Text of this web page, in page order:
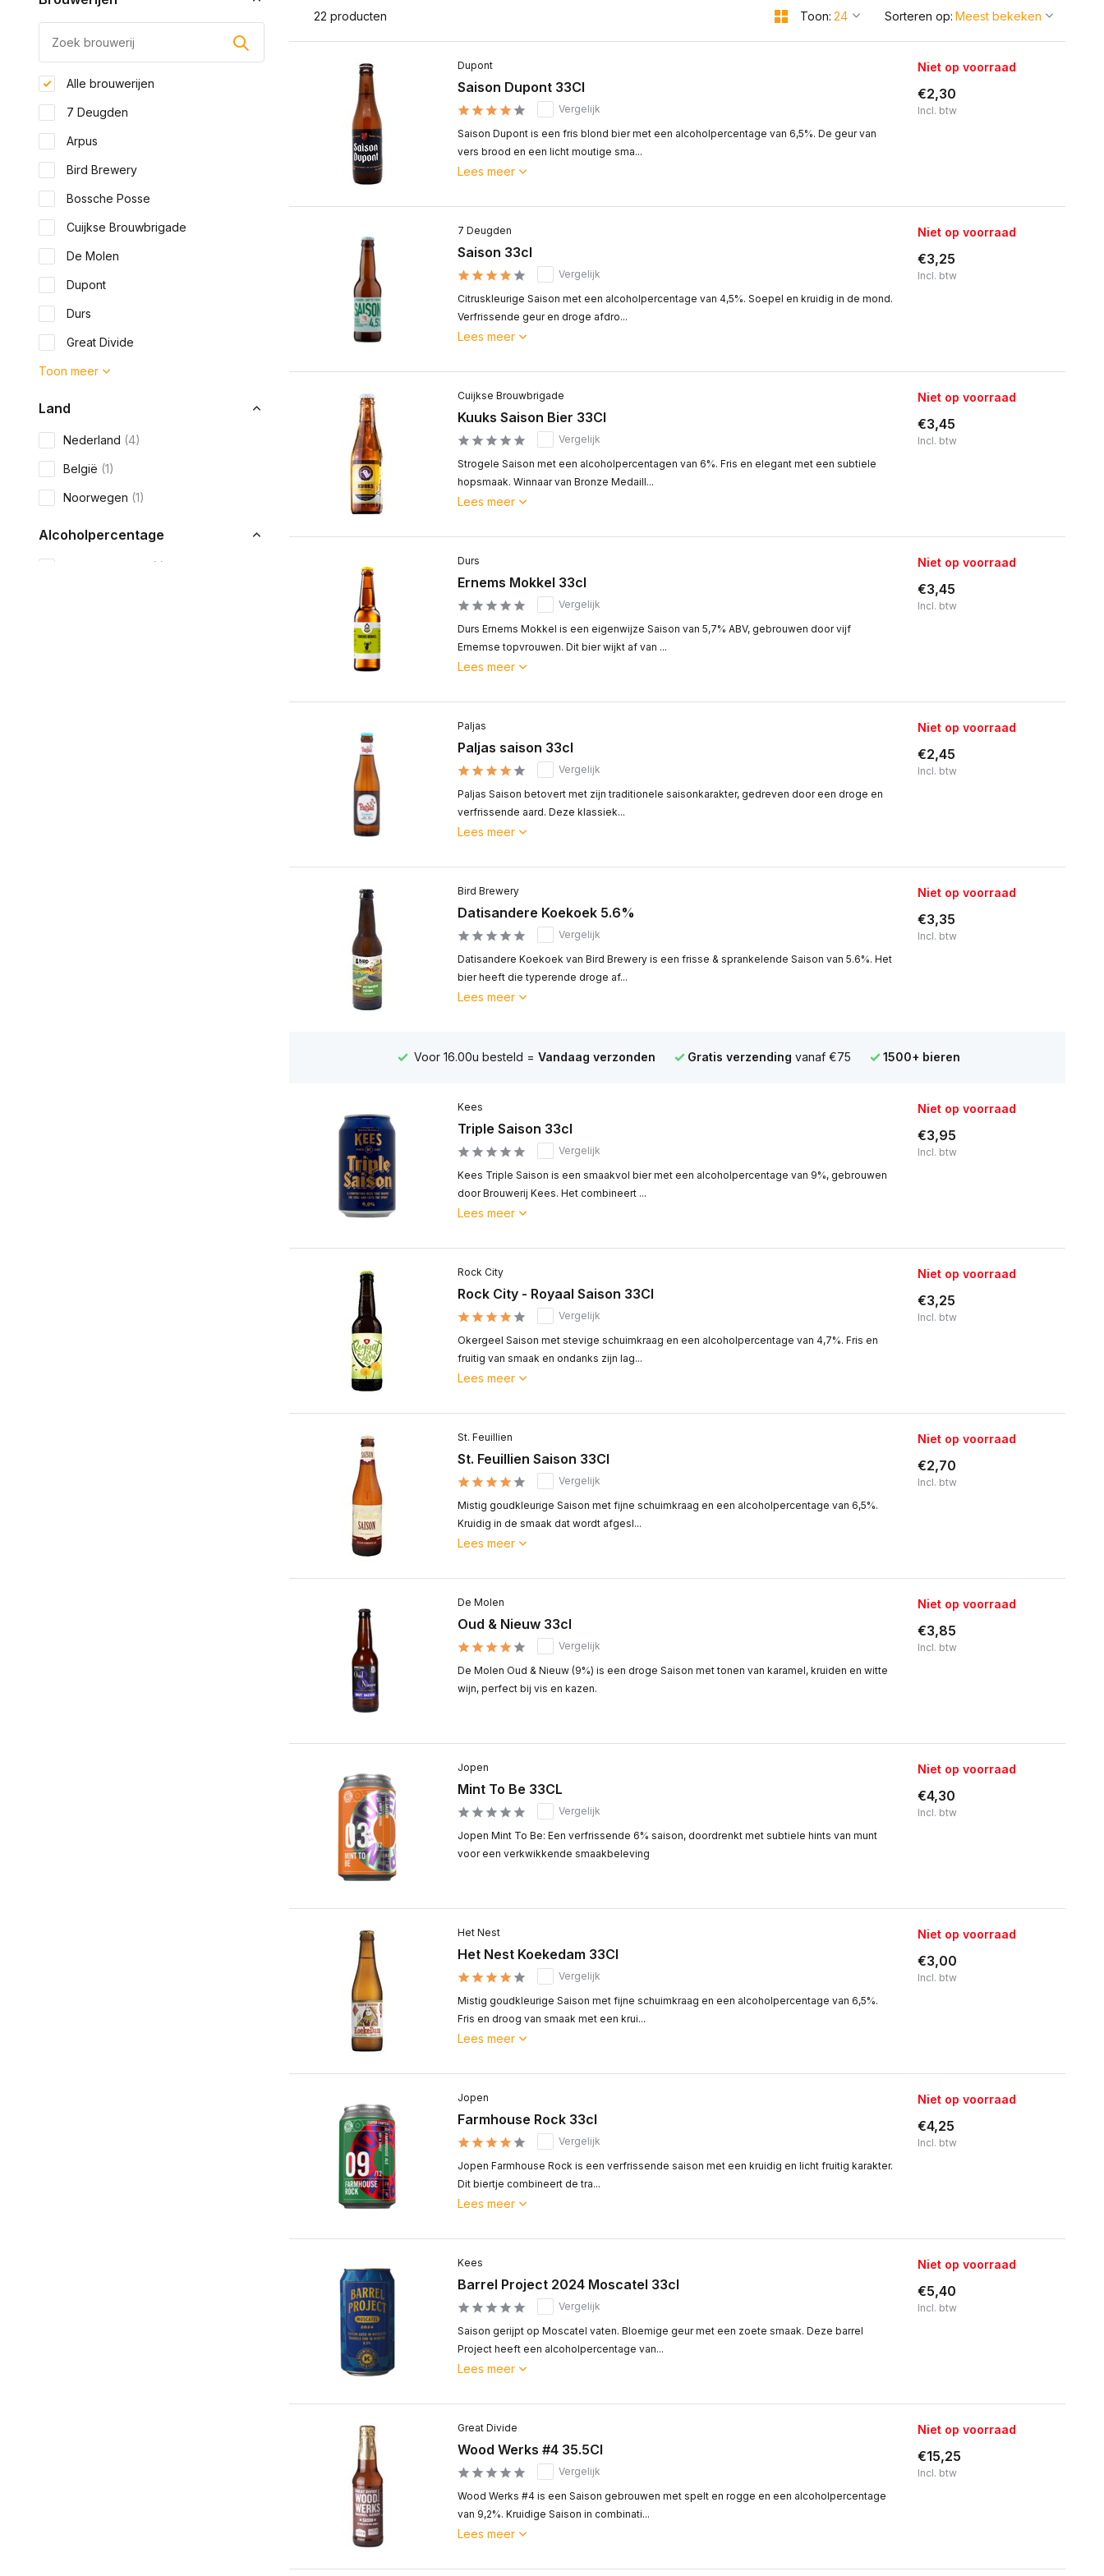
Alle brouwerijen
7 Deugden
Arpus
Bird Brewery
Bossche Posse
Cuijkse Brouwbrigade
De Molen
Dupont
Durs
Great Divide
Toon meer
Land
Nederland (4)
België (1)
Noorwegen (1)
Alcoholpercentage
(1)
22 producten Toon: Sorteren op:
Dupont
Saison Dupont 33Cl
Vergelijk
Saison Dupont is een fris blond bier met een alcoholpercentage van 6,5%. De geur van
vers brood en een licht moutige sma...
Lees meer
Niet op voorraad
€2,30
Incl. btw
7 Deugden
Saison 33cl
Vergelijk
Citruskleurige Saison met een alcoholpercentage van 4,5%. Soepel en kruidig in de mond.
Verfrissende geur en droge afdro...
Lees meer
Niet op voorraad
€3,25
Incl. btw
Cuijkse Brouwbrigade
Kuuks Saison Bier 33Cl
Vergelijk
Strogele Saison met een alcoholpercentagen van 6%. Fris en elegant met een subtiele
hopsmaak. Winnaar van Bronze Medaill...
Lees meer
Niet op voorraad
€3,45
Incl. btw
Durs
Ernems Mokkel 33cl
Vergelijk
Durs Ernems Mokkel is een eigenwijze Saison van 5,7% ABV, gebrouwen door vijf
Ernemse topvrouwen. Dit bier wijkt af van ...
Lees meer
Niet op voorraad
€3,45
Incl. btw
Paljas
Paljas saison 33cl
Vergelijk
Paljas Saison betovert met zijn traditionele saisonkarakter, gedreven door een droge en
verfrissende aard. Deze klassiek...
Lees meer
Niet op voorraad
€2,45
Incl. btw
Bird Brewery
Datisandere Koekoek 5.6%
Vergelijk
Datisandere Koekoek van Bird Brewery is een frisse & sprankelende Saison van 5.6%. Het
bier heeft die typerende droge af...
Lees meer
Niet op voorraad
€3,35
Incl. btw
Voor 16.00u besteld = Vandaag verzonden Gratis verzending vanaf €75 1500+ bieren
Kees
Triple Saison 33cl
Vergelijk
Kees Triple Saison is een smaakvol bier met een alcoholpercentage van 9%, gebrouwen
door Brouwerij Kees. Het combineert ...
Lees meer
Niet op voorraad
€3,95
Incl. btw
Rock City
Rock City - Royaal Saison 33Cl
Vergelijk
Okergeel Saison met stevige schuimkraag en een alcoholpercentage van 4,7%. Fris en
fruitig van smaak en ondanks zijn lag...
Lees meer
Niet op voorraad
€3,25
Incl. btw
St. Feuillien
St. Feuillien Saison 33Cl
Vergelijk
Mistig goudkleurige Saison met fijne schuimkraag en een alcoholpercentage van 6,5%.
Kruidig in de smaak dat wordt afgesl...
Lees meer
Niet op voorraad
€2,70
Incl. btw
De Molen
Oud & Nieuw 33cl
Vergelijk
De Molen Oud & Nieuw (9%) is een droge Saison met tonen van karamel, kruiden en witte
wijn, perfect bij vis en kazen.
Niet op voorraad
€3,85
Incl. btw
Jopen
Mint To Be 33CL
Vergelijk
Jopen Mint To Be: Een verfrissende 6% saison, doordrenkt met subtiele hints van munt
voor een verkwikkende smaakbeleving
Niet op voorraad
€4,30
Incl. btw
Het Nest
Het Nest Koekedam 33Cl
Vergelijk
Mistig goudkleurige Saison met fijne schuimkraag en een alcoholpercentage van 6,5%.
Fris en droog van smaak met een krui...
Lees meer
Niet op voorraad
€3,00
Incl. btw
Jopen
Farmhouse Rock 33cl
Vergelijk
Jopen Farmhouse Rock is een verfrissende saison met een kruidig en licht fruitig karakter.
Dit biertje combineert de tra...
Lees meer
Niet op voorraad
€4,25
Incl. btw
Kees
Barrel Project 2024 Moscatel 33cl
Vergelijk
Saison gerijpt op Moscatel vaten. Bloemige geur met een zoete smaak. Deze barrel
Project heeft een alcoholpercentage van...
Lees meer
Niet op voorraad
€5,40
Incl. btw
Great Divide
Wood Werks #4 35.5Cl
Vergelijk
Wood Werks #4 is een Saison gebrouwen met spelt en rogge en een alcoholpercentage
van 9,2%. Kruidige Saison in combinati...
Lees meer
Niet op voorraad
€15,25
Incl. btw